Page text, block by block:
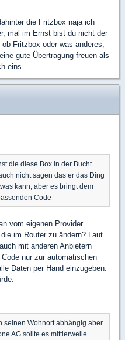
die Fritzbox naja ich
mal im Ernst bist du nicht der
Fritzbox oder was anderes,
gute Übertragung freuen als
eins
die diese Box in der Bucht
nicht sagen das er das Ding
kann, aber es bringt dem
Code
vom eigenen Provider
im Router zu ändern? Laut
mit anderen Anbietern
nur zur automatischen
Daten per Hand einzugeben.
seinen Wohnort abhängig aber
AG sollte es mittlerweile